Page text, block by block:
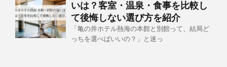
いは？客室・温泉・食事を比較し
て後悔しない選び方を紹介
「亀の井ホテル熱海の本館と別館って、結局ど
っちを選べばいいの？」と迷っ